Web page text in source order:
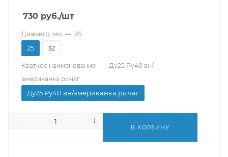
730 руб./шт
Диаметр, мм — 25
25 32
Краткое наименование — Ду25 Ру40 вн/
американка рычаг
Ду25 Ру40 вн/американка рычаг
В КОРЗИНУ